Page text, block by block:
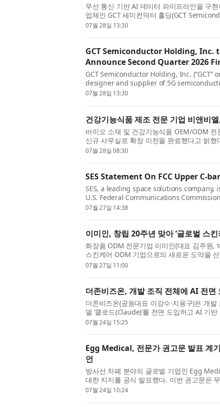
무선 통신 기반 AI 데이터 파이프라인을 구
업체인 GCT 세미컨덕터 홀딩(GCT
증권거래소: GCTS)은 2026년 6월 30일 마...
07월 28일 13:30
GCT Semiconductor Holding, Inc.
Announce Second Quarter 2026
GCT Semiconductor Holding, Inc. (“GCT”
designer and supplier of 5G
wireless connectivity, today announced
07월 28일 13:30
건강기능식품 제조 전문 기업 비앤비
바이오 소재 및 건강기능식품 OEM/ODM
신규 사무실로 확장 이전을 완료했다고 밝
OEM/ODM 매출 급상승과 사업 규모 확대에
07월 28일 08:30
SES Statement On FCC Upper C-
SES, a leading space solutions
U.S. Federal Communications
Order that makes 160 megahertz of the
07월 27일 14:38
이미인, 창립 20주년 맞아 ‘글로벌 스
화장품 ODM 전문기업 이미인(대표 김주원,
스킨케어 ODM 기업으로의 새로운 도약을
신뢰를 바탕으로, 사람과 기술을 연결하...
07월 27일 11:00
더존비즈온, 개발 조직 전체에 AI 전
더존비즈온(공동대표 이강수·지용구)은 개
델 ‘클로드(Claude)’를 전면 도입하고 AI 기
이번 도입 대상은 개발, 기획, 설계 ...
07월 24일 15:25
Egg Medical, 전문가 권고문 발표 계
언
방사선 차폐 분야의 글로벌 기업인 Egg
대한 지지를 공식 발표했다. 이번 권고문은
방식이 더 이상 적절한 기준이 아니라...
07월 24일 10:24